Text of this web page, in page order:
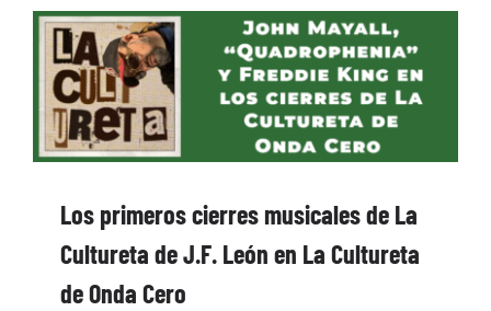
Los primeros cierres musicales de La
Cultureta de J.F. León en La Cultureta
de Onda Cero